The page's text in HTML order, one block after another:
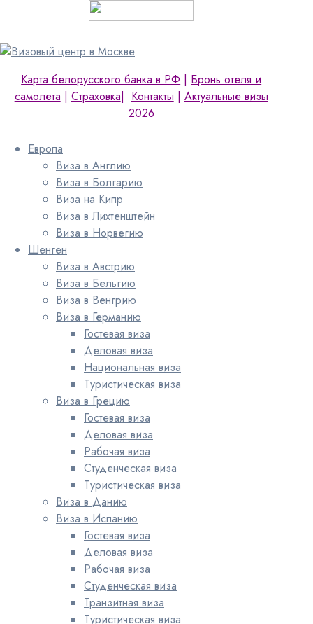
Карта белорусского банка в РФ | Бронь отеля и
самолета | Страховка| Контакты | Актуальные визы
2026
Европа
Виза в Англию
Виза в Болгарию
Виза на Кипр
Виза в Лихтенштейн
Виза в Норвегию
Шенген
Виза в Австрию
Виза в Бельгию
Виза в Венгрию
Виза в Германию
Гостевая виза
Деловая виза
Национальная виза
Туристическая виза
Виза в Грецию
Гостевая виза
Деловая виза
Рабочая виза
Студенческая виза
Туристическая виза
Виза в Данию
Виза в Испанию
Гостевая виза
Деловая виза
Рабочая виза
Студенческая виза
Транзитная виза
Туристическая виза